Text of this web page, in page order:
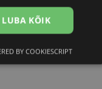
LUBA KÕIK
BY COOKIESCRIPT